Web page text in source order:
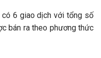
6 giao dịch với tổng số
bán ra theo phương thức